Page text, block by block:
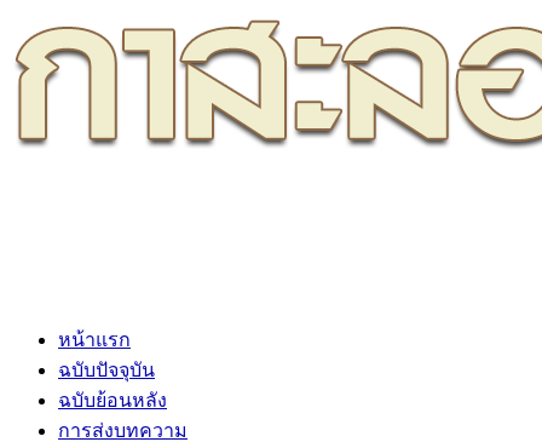
หน้าแรก
ฉบับปัจจุบัน
ฉบับย้อนหลัง
การส่งบทความ